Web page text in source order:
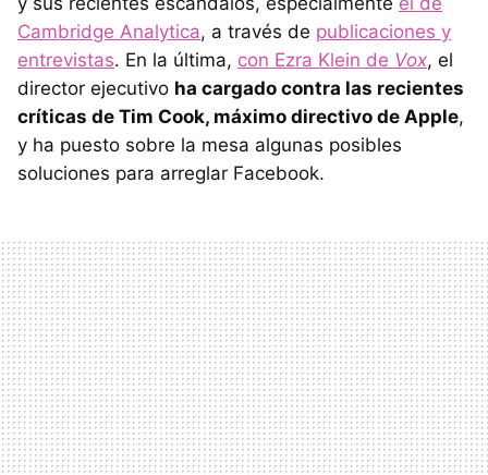
Cambridge Analytica, a través de publicaciones y
entrevistas. En la última, con Ezra Klein de Vox, el
director ejecutivo ha cargado contra las recientes
críticas de Tim Cook, máximo directivo de Apple,
y ha puesto sobre la mesa algunas posibles
soluciones para arreglar Facebook.